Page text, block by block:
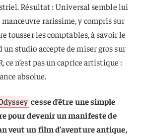
Résultat : Universal semble lui
manœuvre rarissime, y compris sur
tousser les comptables, à savoir le
un studio accepte de miser gros sur
ce n’est pas un caprice artistique :
absolue.
cesse d’être une simple
pour devenir un manifeste de
veut un film d’aventure antique,